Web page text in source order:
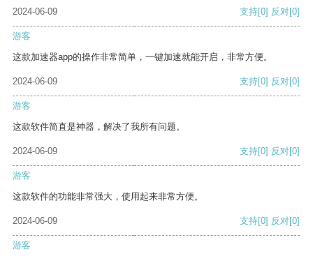
2024-06-09 支持[0] 反对[0]
游客
这款加速器app的操作非常简单，一键加速就能开启，非常方便。
2024-06-09 支持[0] 反对[0]
游客
这款软件简直是神器，解决了我所有问题。
2024-06-09 支持[0] 反对[0]
游客
这款软件的功能非常强大，使用起来非常方便。
2024-06-09 支持[0] 反对[0]
游客